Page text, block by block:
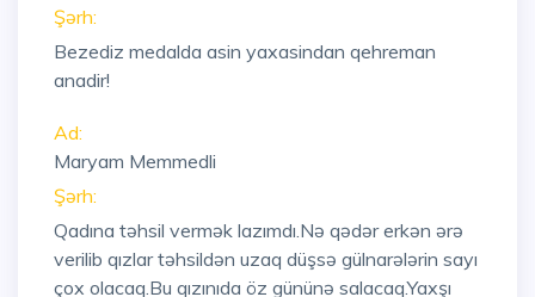
Şərh:
Bezediz medalda asin yaxasindan qehreman
anadir!
Ad:
Maryam Memmedli
Şərh:
Qadına təhsil vermək lazımdı.Nə qədər erkən ərə
verilib qızlar təhsildən uzaq düşsə gülnarələrin sayı
çox olacaq.Bu qızınıda öz gününə salacaq.Yaxşı